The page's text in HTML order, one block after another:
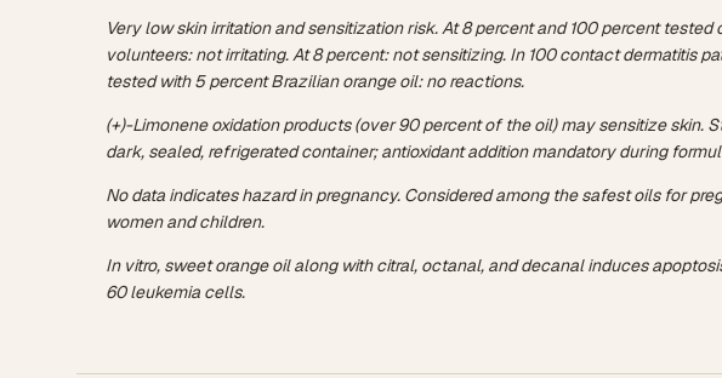
Very low skin irritation and sensitization risk. At 8 percent and 100 percent tested
volunteers: not irritating. At 8 percent: not sensitizing. In 100 contact dermatitis
tested with 5 percent Brazilian orange oil: no reactions.
(+)-Limonene oxidation products (over 90 percent of the oil) may sensitize skin.
dark, sealed, refrigerated container; antioxidant addition mandatory during
No data indicates hazard in pregnancy. Considered among the safest oils for
women and children.
In vitro, sweet orange oil along with citral, octanal, and decanal induces
60 leukemia cells.